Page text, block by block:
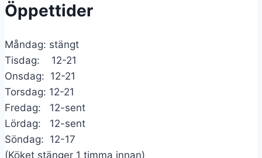
Öppettider
Måndag: stängt
Tisdag: 12-21
Onsdag: 12-21
Torsdag: 12-21
Fredag: 12-sent
Lördag: 12-sent
Söndag: 12-17
(Köket stänger 1 timma innan)